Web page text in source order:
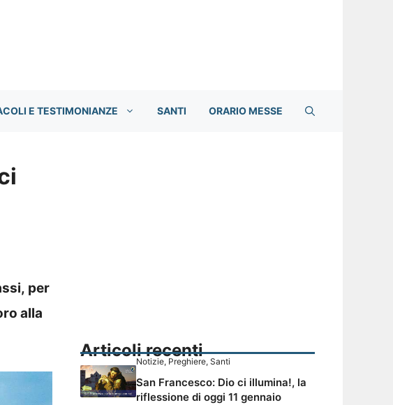
E TESTIMONIANZE SANTI ORARIO MESSE
per
alla
Articoli recenti
Notizie, Preghiere, Santi
San Francesco: Dio ci illumina!, la
riflessione di oggi 11 gennaio